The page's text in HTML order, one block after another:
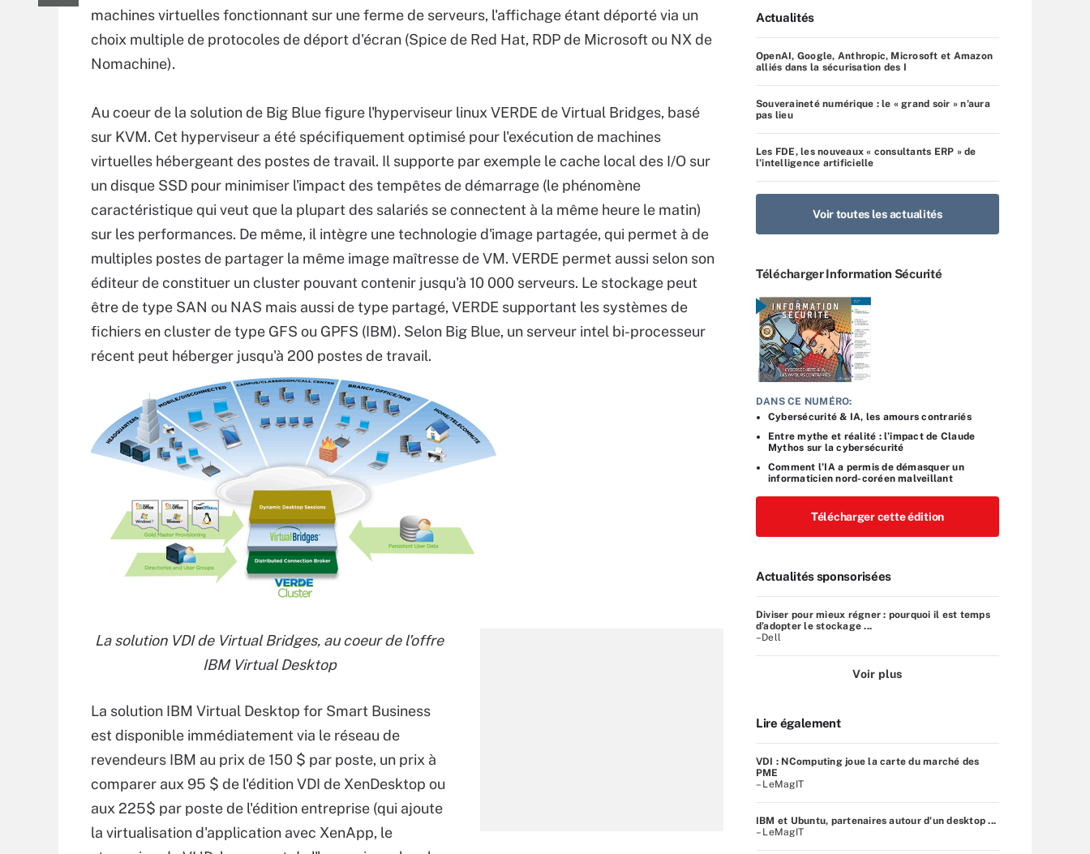
machines virtuelles fonctionnant sur une ferme de serveurs, l'affichage étant déporté via un
choix multiple de protocoles de déport d'écran (Spice de Red Hat, RDP de Microsoft ou NX de
Nomachine).
Au coeur de la solution de Big Blue figure l'hyperviseur linux VERDE de Virtual Bridges, basé
sur KVM. Cet hyperviseur a été spécifiquement optimisé pour l'exécution de machines
virtuelles hébergeant des postes de travail. Il supporte par exemple le cache local des I/O sur
un disque SSD pour minimiser l'impact des tempêtes de démarrage (le phénomène
caractéristique qui veut que la plupart des salariés se connectent à la même heure le matin)
sur les performances. De même, il intègre une technologie d'image partagée, qui permet à de
multiples postes de partager la même image maîtresse de VM. VERDE permet aussi selon son
éditeur de constituer un cluster pouvant contenir jusqu'à 10 000 serveurs. Le stockage peut
être de type SAN ou NAS mais aussi de type partagé, VERDE supportant les systèmes de
fichiers en cluster de type GFS ou GPFS (IBM). Selon Big Blue, un serveur intel bi-processeur
récent peut héberger jusqu'à 200 postes de travail.
La solution VDI de Virtual Bridges, au coeur de l'offre
IBM Virtual Desktop
La solution IBM Virtual Desktop for Smart Business
est disponible immédiatement via le réseau de
revendeurs IBM au prix de 150 $ par poste, un prix à
comparer aux 95 $ de l'édition VDI de XenDesktop ou
aux 225$ par poste de l'édition entreprise (qui ajoute
la virtualisation d'application avec XenApp, le
Actualités
OpenAI, Google, Anthropic, Microsoft et Amazon
alliés dans la sécurisation des I
Souveraineté numérique : le « grand soir » n’aura
pas lieu
Les FDE, les nouveaux « consultants ERP » de
l’intelligence artificielle
Voir toutes les actualités
Télécharger Information Sécurité
DANS CE NUMÉRO:
Cybersécurité & IA, les amours contrariés
Entre mythe et réalité : l’impact de Claude
Mythos sur la cybersécurité
Comment l’IA a permis de démasquer un
informaticien nord-coréen malveillant
Télécharger cette édition
Actualités sponsorisées
Diviser pour mieux régner : pourquoi il est temps
d’adopter le stockage ...
–Dell
Voir plus
Lire également
VDI : NComputing joue la carte du marché des
PME
– LeMagIT
IBM et Ubuntu, partenaires autour d'un desktop ...
– LeMagIT